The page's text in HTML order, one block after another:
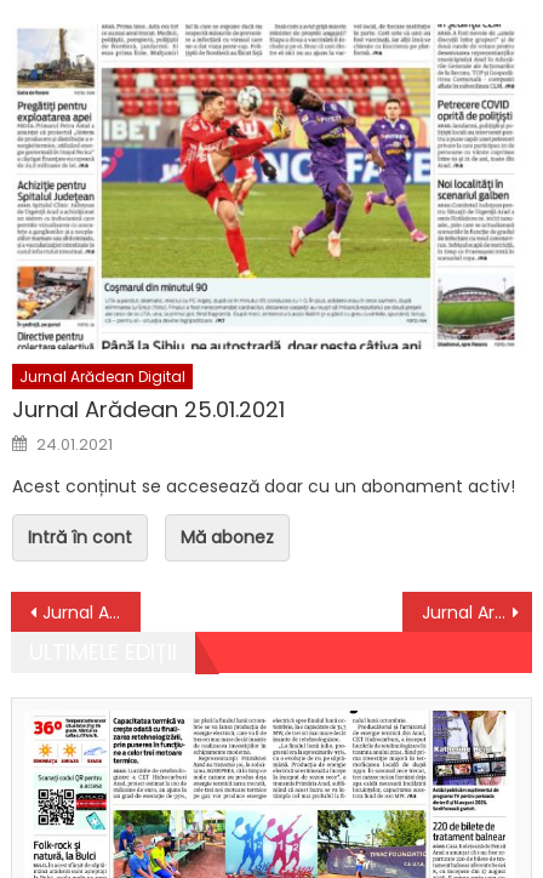
Jurnal Arădean Digital
Jurnal Arădean 25.01.2021
Posted on
24.01.2021
Acest conținut se accesează doar cu un abonament activ!
Intră în cont Mă abonez
Navigare în articole
Jurnal Arădean 08.10.2024 Jurnal Arădean 10.10.2024